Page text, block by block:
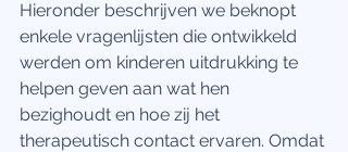
Hieronder beschrijven we beknopt
enkele vragenlijsten die ontwikkeld
werden om kinderen uitdrukking te
helpen geven aan wat hen
bezighoudt en hoe zij het
therapeutisch contact ervaren. Omdat